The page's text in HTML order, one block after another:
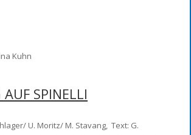
Kuhn
SPINELLI
U. Moritz/ M. Stavang, Text: G.